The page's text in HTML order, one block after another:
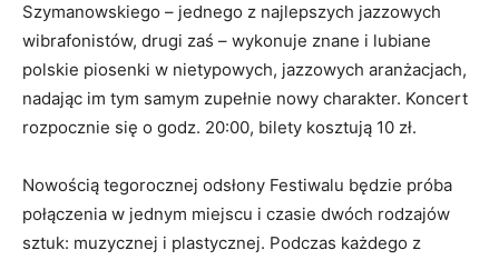
Szymanowskiego – jednego z najlepszych jazzowych
wibrafonistów, drugi zaś – wykonuje znane i lubiane
polskie piosenki w nietypowych, jazzowych aranżacjach,
nadając im tym samym zupełnie nowy charakter. Koncert
rozpocznie się o godz. 20:00, bilety kosztują 10 zł.
Nowością tegorocznej odsłony Festiwalu będzie próba
połączenia w jednym miejscu i czasie dwóch rodzajów
sztuk: muzycznej i plastycznej. Podczas każdego z